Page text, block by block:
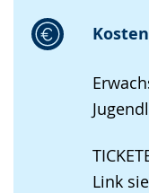
Link